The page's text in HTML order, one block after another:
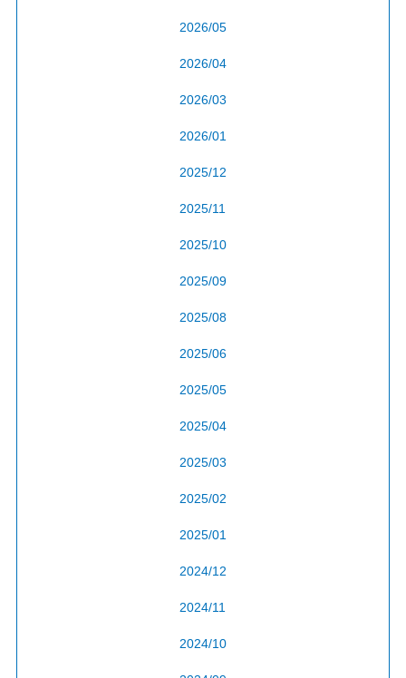
2026/05
2026/04
2026/03
2026/01
2025/12
2025/11
2025/10
2025/09
2025/08
2025/06
2025/05
2025/04
2025/03
2025/02
2025/01
2024/12
2024/11
2024/10